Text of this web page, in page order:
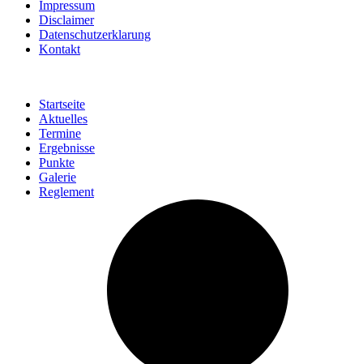
Impressum
Disclaimer
Datenschutzerklarung
Kontakt
Startseite
Aktuelles
Termine
Ergebnisse
Punkte
Galerie
Reglement